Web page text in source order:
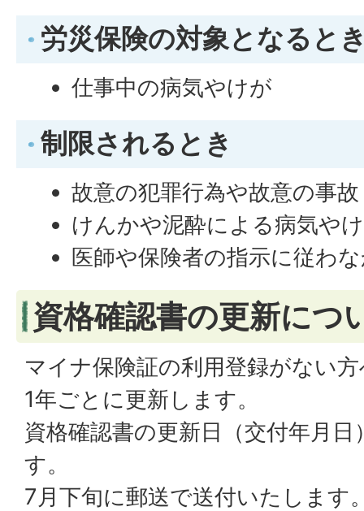
労災保険の対象となると
仕事中の病気やけが
制限されるとき
故意の犯罪行為や故意の事故
けんかや泥酔による病気や
医師や保険者の指示に従わ
資格確認書の更新につ
マイナ保険証の利用登録がない
1年ごとに更新します。
資格確認書の更新日（交付年月
す。
7月下旬に郵送で送付いたします